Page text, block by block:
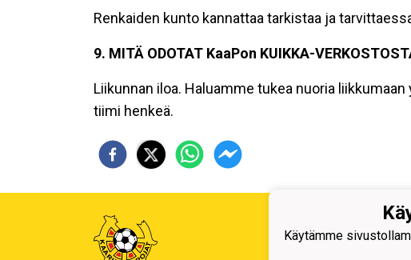
Renkaiden kunto kannattaa tarkistaa ja
9. MITÄ ODOTAT KaaPon KUIKKA-
Liikunnan iloa. Haluamme tukea nuoria
tiimi henkeä.
Kaarinan
Käytämme